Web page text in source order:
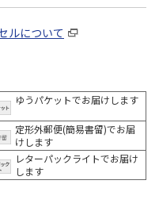
ルについて
ゆうパケットでお届けします
定形外郵便(簡易書留)でお届
けします
レターパックライトでお届け
します